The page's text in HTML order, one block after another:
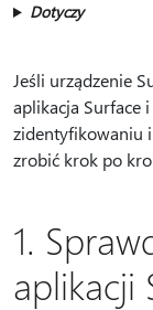
Dotyczy
Jeśli urządzenie
aplikacja Surface
zidentyfikowaniu
zrobić krok po
1.
aplikacji